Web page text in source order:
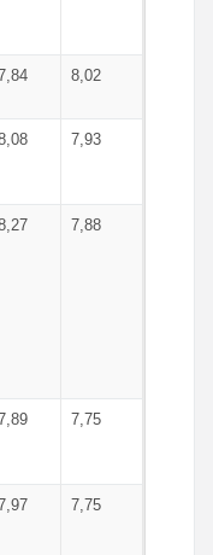
8,02
7,93
7,88
7,75
7,75